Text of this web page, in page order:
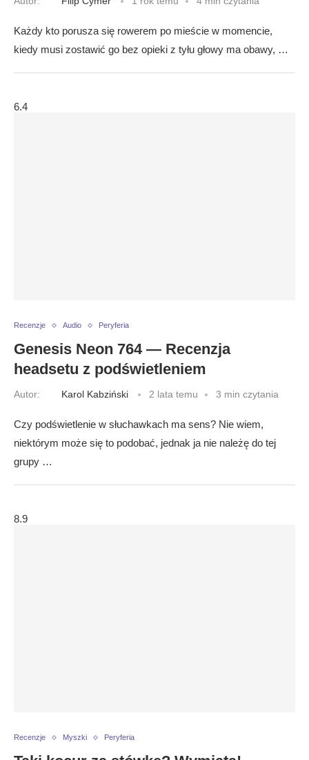
Każdy kto porusza się rowerem po mieście w momencie,
kiedy musi zostawić go bez opieki z tyłu głowy ma obawy, …
6.4
Recenzje Audio Peryferia
Genesis Neon 764 — Recenzja
headsetu z podświetleniem
Autor: Karol Kabziński 2 lata temu 3 min czytania
Czy podświetlenie w słuchawkach ma sens? Nie wiem,
niektórym może się to podobać, jednak ja nie należę do tej
grupy …
8.9
Recenzje Myszki Peryferia